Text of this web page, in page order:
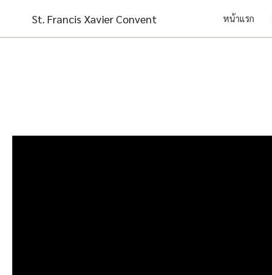
content
St. Francis Xavier Convent หน้าแรก